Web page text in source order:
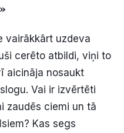
vairākkārt uzdeva
cerēto atbildi, viņi to
aicināja nosaukt
Vai ir izvērtēti
zaudēs ciemi un tā
Kas segs